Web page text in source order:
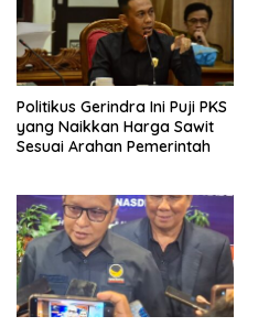
Politikus Gerindra Ini Puji PKS
yang Naikkan Harga Sawit
Sesuai Arahan Pemerintah